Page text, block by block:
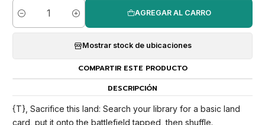
Cantidad
AGREGAR AL CARRO
Mostrar stock de ubicaciones
COMPARTIR ESTE PRODUCTO
DESCRIPCIÓN
{T}, Sacrifice this land: Search your library for a basic land
card, put it onto the battlefield tapped, then shuffle.